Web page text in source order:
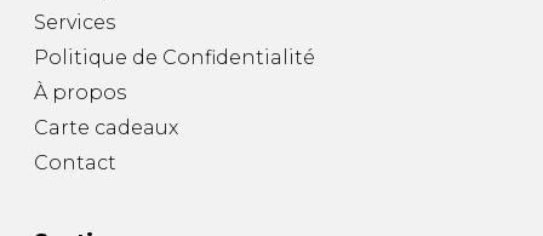
Services
Politique de Confidentialité
À propos
Carte cadeaux
Contact